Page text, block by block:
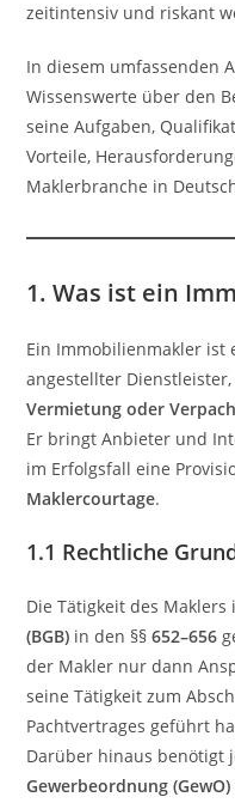
zeitintensiv und riskant
In diesem umfassenden
Wissenswerte über den
seine Aufgaben,
Vorteile,
Maklerbranche in
1. Was ist ein
Ein Immobilienmakler ist
angestellter
Vermietung oder
Er bringt Anbieter und
im Erfolgsfall eine
Maklercourtage.
1.1 Rechtliche
Die Tätigkeit des Maklers
(BGB) in den §§652–656
der Makler nur dann
seine Tätigkeit zum
Pachtvertrages geführt
Darüber hinaus benötigt
Gewerbeordnung (GewO)